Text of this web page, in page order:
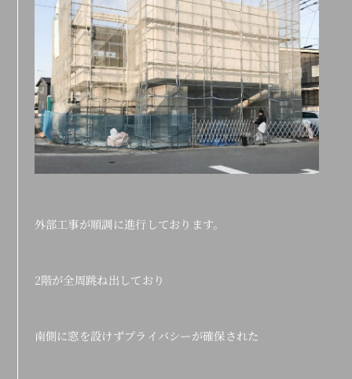
外部工事が順調に進行しております。
2階が全周跳ね出しており
南側に窓を設けずプライバシーが確保された